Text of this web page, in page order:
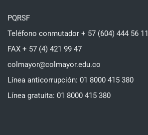
PQRSF
Teléfono conmutador + 57 (604) 444 56 11
FAX + 57 (4) 421 99 47
colmayor@colmayor.edu.co
Línea anticorrupción: 01 8000 415 380
Línea gratuita: 01 8000 415 380